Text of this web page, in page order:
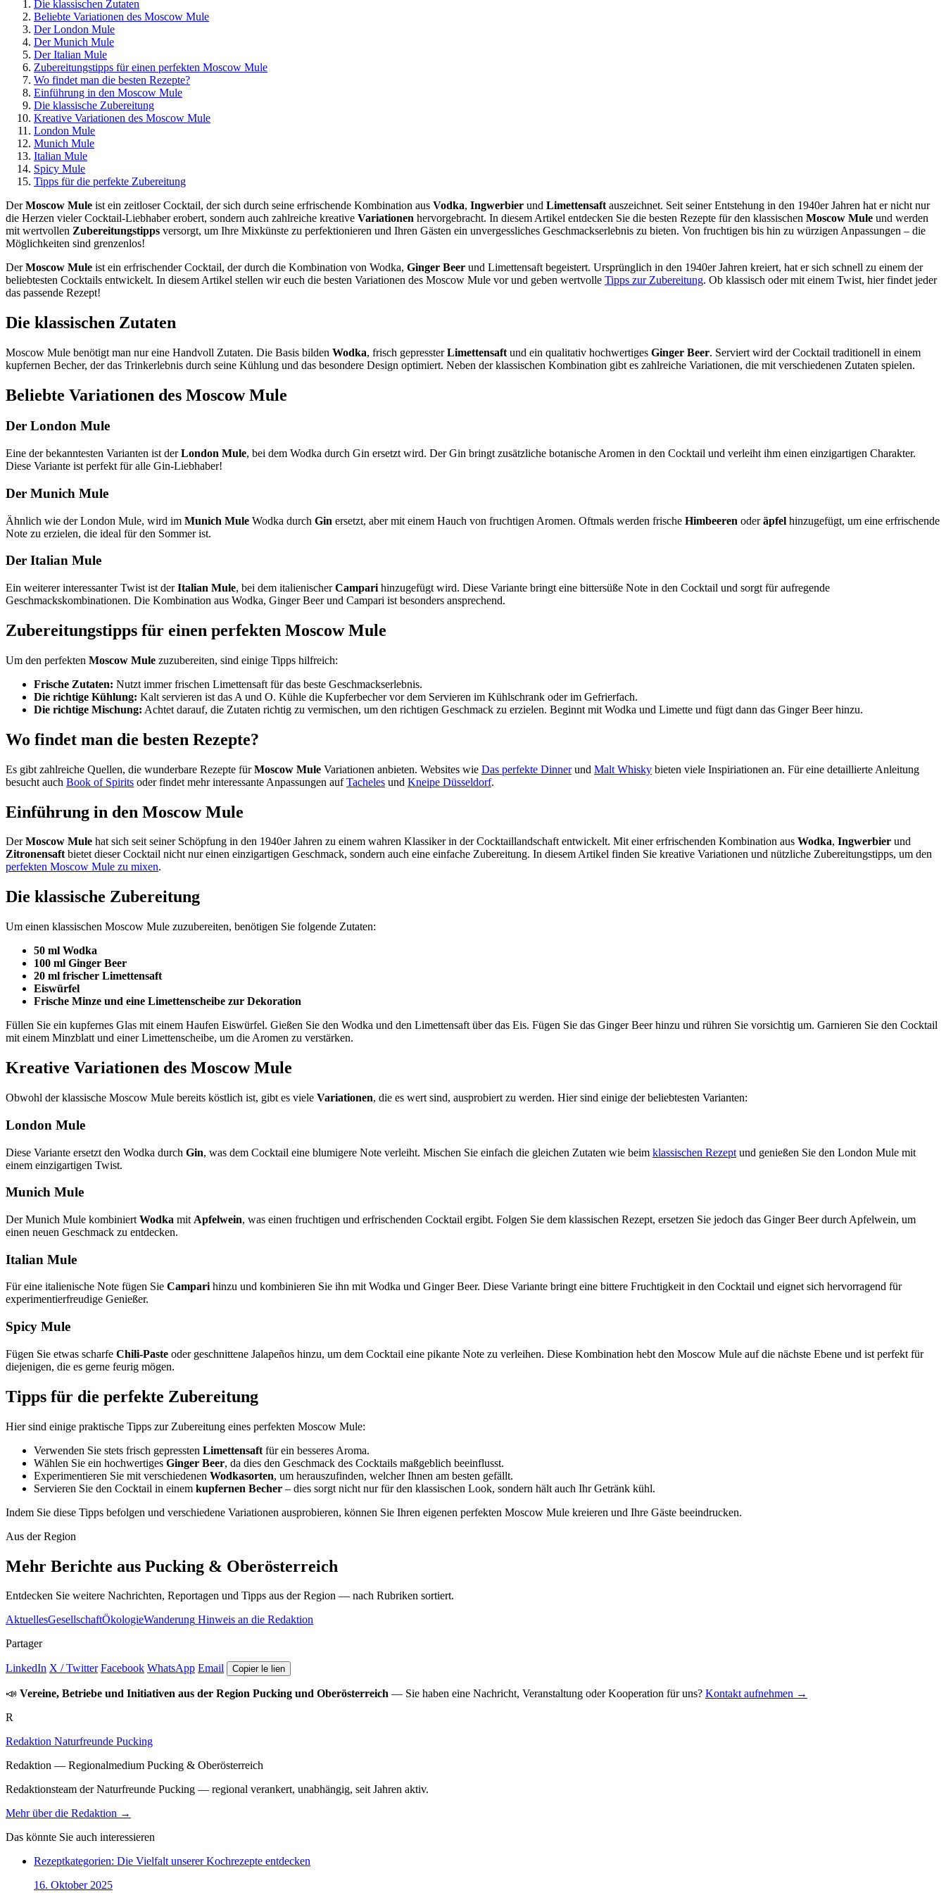
Die klassischen Zutaten
Beliebte Variationen des Moscow Mule
Der London Mule
Der Munich Mule
Der Italian Mule
Zubereitungstipps für einen perfekten Moscow Mule
Wo findet man die besten Rezepte?
Einführung in den Moscow Mule
Die klassische Zubereitung
Kreative Variationen des Moscow Mule
London Mule
Munich Mule
Italian Mule
Spicy Mule
Tipps für die perfekte Zubereitung
DerMoscow Mule ist ein zeitloser Cocktail, der sich durch seine erfrischende Kombination aus Vodka, Ingwerbier und Limettensaft auszeichnet. Seit seiner Entstehung in den 1940er Jahren hat er nicht nur
die Herzen vieler Cocktail-Liebhaber erobert, sondern auch zahlreiche kreative Variationen hervorgebracht. In diesem Artikel entdecken Sie die besten Rezepte für den klassischen Moscow Mule und werden
mit wertvollen Zubereitungstipps versorgt, um Ihre Mixkünste zu perfektionieren und Ihren Gästen ein unvergessliches Geschmackserlebnis zu bieten. Von fruchtigen bis hin zu würzigen Anpassungen – die
Möglichkeiten sind grenzenlos!
DerMoscow Mule ist ein erfrischender Cocktail, der durch die Kombination von Wodka, Ginger Beer und Limettensaft begeistert. Ursprünglich in den 1940er Jahren kreiert, hat er sich schnell zu einem der
beliebtesten Cocktails entwickelt. In diesem Artikel stellen wir euch die besten Variationen des Moscow Mule vor und geben wertvolle Tipps zur Zubereitung. Ob klassisch oder mit einem Twist, hier findet jeder
das passende Rezept!
Die klassischen Zutaten
Moscow Mule benötigt man nur eine Handvoll Zutaten. Die Basis bilden Wodka, frisch gepressterLimettensaft und ein qualitativ hochwertiges Ginger Beer. Serviert wird der Cocktail traditionell in einem
kupfernen Becher, der das Trinkerlebnis durch seine Kühlung und das besondere Design optimiert. Neben der klassischen Kombination gibt es zahlreiche Variationen, die mit verschiedenen Zutaten spielen.
Beliebte Variationen des Moscow Mule
Der London Mule
Eine der bekanntesten Varianten ist derLondon Mule, bei dem Wodka durch Gin ersetzt wird. Der Gin bringt zusätzliche botanische Aromen in den Cocktail und verleiht ihm einen einzigartigen Charakter.
Diese Variante ist perfekt für alle Gin-Liebhaber!
Der Munich Mule
Ähnlich wie der London Mule, wird im Munich Mule Wodka durch Gin ersetzt, aber mit einem Hauch von fruchtigen Aromen. Oftmals werden frische Himbeeren oderäpfel hinzugefügt, um eine erfrischende
Note zu erzielen, die ideal für den Sommer ist.
Der Italian Mule
Ein weiterer interessanter Twist ist derItalian Mule, bei dem italienischerCampari hinzugefügt wird. Diese Variante bringt eine bittersüße Note in den Cocktail und sorgt für aufregende
Geschmackskombinationen. Die Kombination aus Wodka, Ginger Beer und Campari ist besonders ansprechend.
Zubereitungstipps für einen perfekten Moscow Mule
Um den perfekten Moscow Mule zuzubereiten, sind einige Tipps hilfreich:
Frische Zutaten: Nutzt immer frischen Limettensaft für das beste Geschmackserlebnis.
Die richtige Kühlung: Kalt servieren ist das A und O. Kühle die Kupferbecher vor dem Servieren im Kühlschrank oder im Gefrierfach.
Die richtige Mischung: Achtet darauf, die Zutaten richtig zu vermischen, um den richtigen Geschmack zu erzielen. Beginnt mit Wodka und Limette und fügt dann das Ginger Beer hinzu.
Wo findet man die besten Rezepte?
Es gibt zahlreiche Quellen, die wunderbare Rezepte fürMoscow Mule Variationen anbieten. Websites wie Das perfekte Dinnerund Malt Whisky bieten viele Inspiriationen an. Für eine detaillierte Anleitung
besucht auch Book of Spirits oder findet mehr interessante Anpassungen aufTacheles und Kneipe Düsseldorf.
Einführung in den Moscow Mule
DerMoscow Mule hat sich seit seiner Schöpfung in den 1940er Jahren zu einem wahren Klassiker in der Cocktaillandschaft entwickelt. Mit einer erfrischenden Kombination aus Wodka, Ingwerbier und
Zitronensaftbietet dieser Cocktail nicht nur einen einzigartigen Geschmack, sondern auch eine einfache Zubereitung. In diesem Artikel finden Sie kreative Variationen und nützliche Zubereitungstipps, um den
perfekten Moscow Mule zu mixen.
Die klassische Zubereitung
Um einen klassischen Moscow Mule zuzubereiten, benötigen Sie folgende Zutaten:
50 ml Wodka
100 ml Ginger Beer
20 ml frischer Limettensaft
Eiswürfel
Frische Minze und eine Limettenscheibe zur Dekoration
Füllen Sie ein kupfernes Glas mit einem Haufen Eiswürfel. Gießen Sie den Wodka und den Limettensaft über das Eis. Fügen Sie das Ginger Beer hinzu und rühren Sie vorsichtig um. Garnieren Sie den Cocktail
mit einem Minzblatt und einer Limettenscheibe, um die Aromen zu verstärken.
Kreative Variationen des Moscow Mule
Obwohl der klassische Moscow Mule bereits köstlich ist, gibt es viele Variationen, die es wert sind, ausprobiert zu werden. Hier sind einige der beliebtesten Varianten:
London Mule
Diese Variante ersetzt den Wodka durch Gin, was dem Cocktail eine blumigere Note verleiht. Mischen Sie einfach die gleichen Zutaten wie beim klassischen Rezept und genießen Sie den London Mule mit
einem einzigartigen Twist.
Munich Mule
Der Munich Mule kombiniert Wodka mit Apfelwein, was einen fruchtigen und erfrischenden Cocktail ergibt. Folgen Sie dem klassischen Rezept, ersetzen Sie jedoch das Ginger Beer durch Apfelwein, um
einen neuen Geschmack zu entdecken.
Italian Mule
Für eine italienische Note fügen Sie Camparihinzu und kombinieren Sie ihn mit Wodka und Ginger Beer. Diese Variante bringt eine bittere Fruchtigkeit in den Cocktail und eignet sich hervorragend für
experimentierfreudige Genießer.
Spicy Mule
Fügen Sie etwas scharfe Chili-Paste oder geschnittene Jalapeños hinzu, um dem Cocktail eine pikante Note zu verleihen. Diese Kombination hebt den Moscow Mule auf die nächste Ebene und ist perfekt für
diejenigen, die es gerne feurig mögen.
Tipps für die perfekte Zubereitung
Hier sind einige praktische Tipps zur Zubereitung eines perfekten Moscow Mule:
Verwenden Sie stets frisch gepressten Limettensaft für ein besseres Aroma.
Wählen Sie ein hochwertiges Ginger Beer, da dies den Geschmack des Cocktails maßgeblich beeinflusst.
Experimentieren Sie mit verschiedenen Wodkasorten, um herauszufinden, welcher Ihnen am besten gefällt.
Servieren Sie den Cocktail in einem kupfernen Becher – dies sorgt nicht nur für den klassischen Look, sondern hält auch Ihr Getränk kühl.
Indem Sie diese Tipps befolgen und verschiedene Variationen ausprobieren, können Sie Ihren eigenen perfekten Moscow Mule kreieren und Ihre Gäste beeindrucken.
Aus der Region
Mehr Berichte aus Pucking & Oberösterreich
Entdecken Sie weitere Nachrichten, Reportagen und Tipps aus der Region — nach Rubriken sortiert.
AktuellesGesellschaftÖkologieWanderung Hinweis an die Redaktion
Partager
LinkedIn X / Twitter Facebook WhatsApp Email Copier le lien
📣 Vereine, Betriebe und Initiativen aus der Region Pucking und Oberösterreich — Sie haben eine Nachricht, Veranstaltung oder Kooperation für uns? Kontakt aufnehmen →
R
Redaktion Naturfreunde Pucking
Redaktion — Regionalmedium Pucking & Oberösterreich
Redaktionsteam der Naturfreunde Pucking — regional verankert, unabhängig, seit Jahren aktiv.
Mehr über die Redaktion →
Das könnte Sie auch interessieren
Rezeptkategorien: Die Vielfalt unserer Kochrezepte entdecken
16. Oktober 2025